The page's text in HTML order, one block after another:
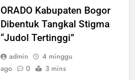
ORADO Kabupaten Bogor
Dibentuk Tangkal Stigma
“Judol Tertinggi”
admin
4 minggu
ago
0 3 mins